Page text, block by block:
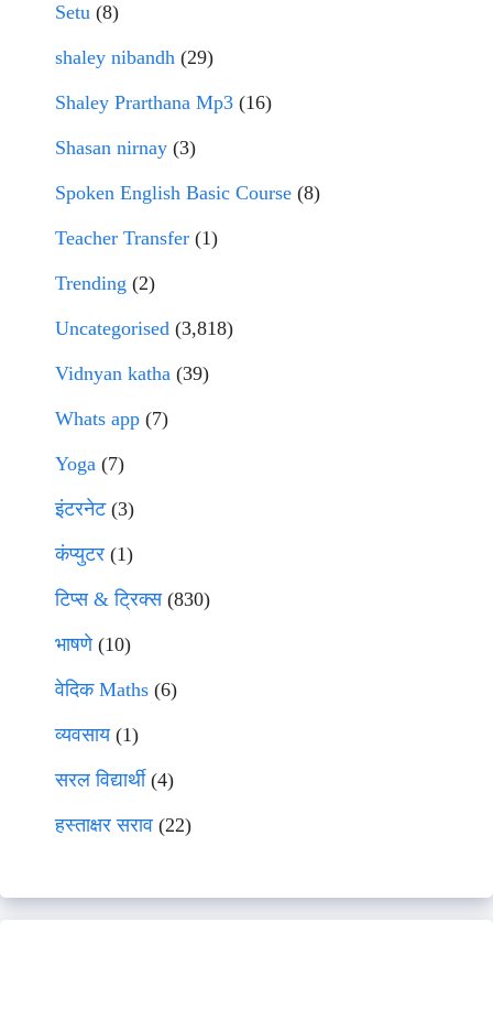
Setu (8)
shaley nibandh (29)
Shaley Prarthana Mp3 (16)
Shasan nirnay (3)
Spoken English Basic Course (8)
Teacher Transfer (1)
Trending (2)
Uncategorised (3,818)
Vidnyan katha (39)
Whats app (7)
Yoga (7)
इंटरनेट(3)
कंप्युटर (1)
टिप्स & ट्रिक्स(830)
भाषणे(10)
वेदिक Maths (6)
व्यवसाय(1)
सरल विद्यार्थी(4)
हस्ताक्षर सराव (22)